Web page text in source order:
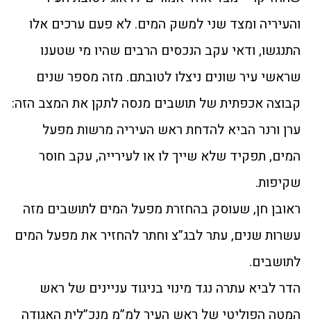
והעיריה ומצד שני למשק המים. לא פעם ערכים אלו
התנגשו, ודאי עקב הנכסים הרבים שהיו מי שטענו
שראשי עיר שונים ניצלו לטובתם. מזה מספר שנים
קבוצה אכפתית של תושבים מנסה לתקן את המצב הזה:
ערן ורנר הביא להדחת ראש העיריה מרשות מפעל
המים, תפקיד שלא שייך לו או לעירייה, עקב חוסר
שקיפות.
ראובן חן, שעוסק בהחזרת מפעל המים לתושבים מזה
עשרות שנים, עתר לבג”צ וחתר להחזיר את מפעל המים
לתושבים.
הדר לביא עתרה נגד מינוי בניגוד עניינים של ראש
המטה הפוליטי של ראש העיר למ”מ מנכ”לית האגודה